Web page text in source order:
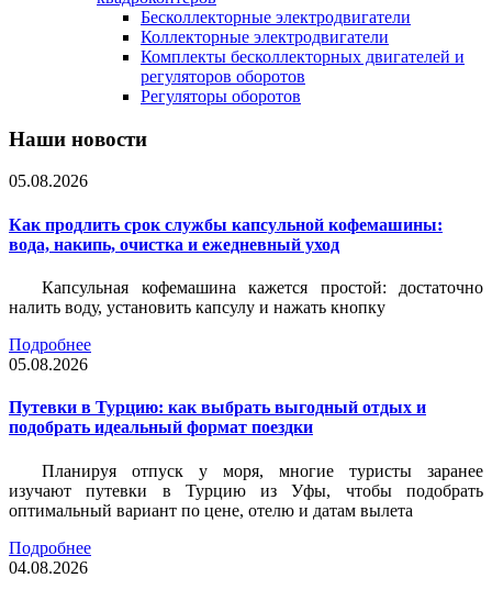
Бесколлекторные электродвигатели
Коллекторные электродвигатели
Комплекты бесколлекторных двигателей и
регуляторов оборотов
Регуляторы оборотов
Наши новости
05.08.2026
Как продлить срок службы капсульной кофемашины:
вода, накипь, очистка и ежедневный уход
Капсульная кофемашина кажется простой: достаточно
налить воду, установить капсулу и нажать кнопку
Подробнее
05.08.2026
Путевки в Турцию: как выбрать выгодный отдых и
подобрать идеальный формат поездки
Планируя отпуск у моря, многие туристы заранее
изучают путевки в Турцию из Уфы, чтобы подобрать
оптимальный вариант по цене, отелю и датам вылета
Подробнее
04.08.2026